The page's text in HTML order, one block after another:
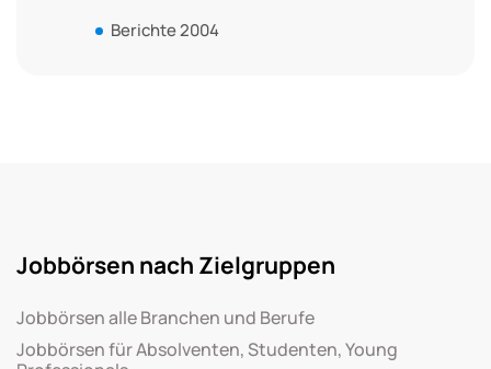
Berichte 2004
Jobbörsen nach Zielgruppen
Jobbörsen alle Branchen und Berufe
Jobbörsen für Absolventen, Studenten, Young